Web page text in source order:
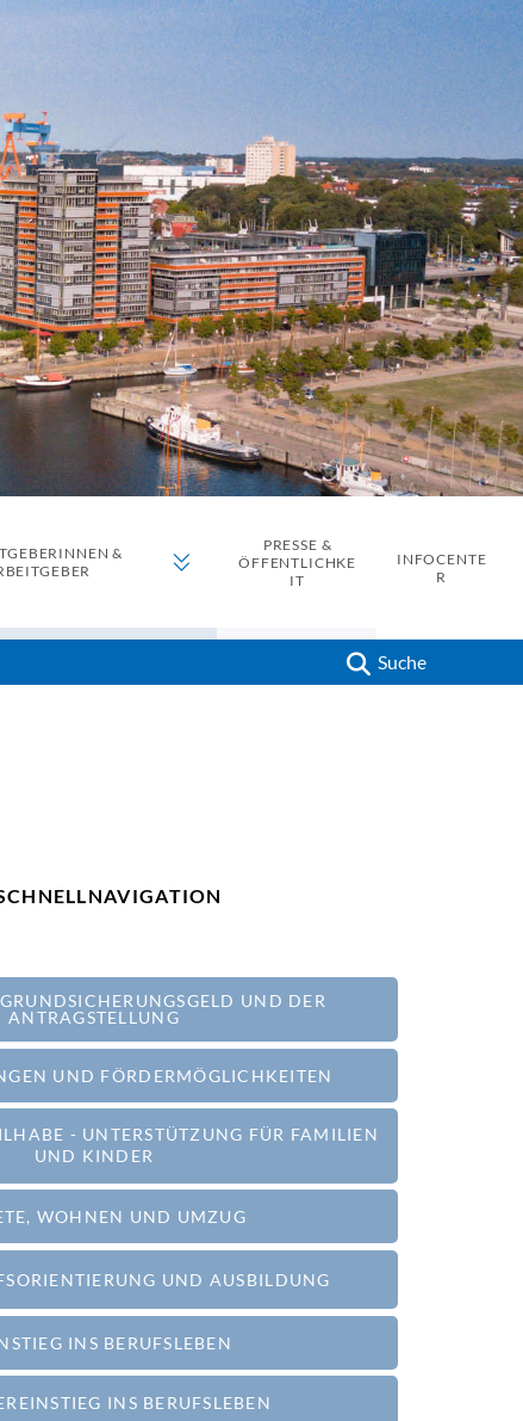
&
PRESSE &
ÖFFENTLICHKE
IT
INFOCENTE
R
Suche
UND DER
ANTRAGSTELLUNG
UND FÖRDERMÖGLICHKEITEN
- UNTERSTÜTZUNG FÜR FAMILIEN
UND KINDER
WOHNEN UND UMZUG
UND AUSBILDUNG
INS BERUFSLEBEN
INS BERUFSLEBEN